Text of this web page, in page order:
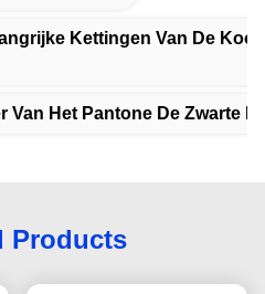
Kettingen Van De
Van Het Pantone De Zwarte
Products